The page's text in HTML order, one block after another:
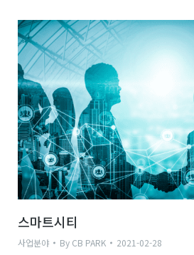
스마트시티
사업분야 By CB PARK 2021-02-28